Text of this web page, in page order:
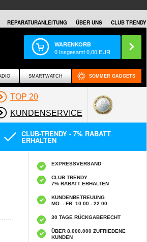
REPARATURANLEITUNG ÜBER UNS CLUB TRENDY
WARENKORB
0 Insgesamt0,00 EUR
SMARTWATCH SOMMER GADGETS
TOP 20
KUNDENSERVICE
CLUB-TRENDY - 7% RABATT
ERHALTEN
EXPRESSVERSAND
CLUB TRENDY
7% RABATT ERHALTEN
KUNDENBETREUUNG
MO. - FR. 10:00 - 22:00
30 TAGE RÜCKGABERECHT
ÜBER 8.000.000 ZUFRIEDENE
KUNDEN